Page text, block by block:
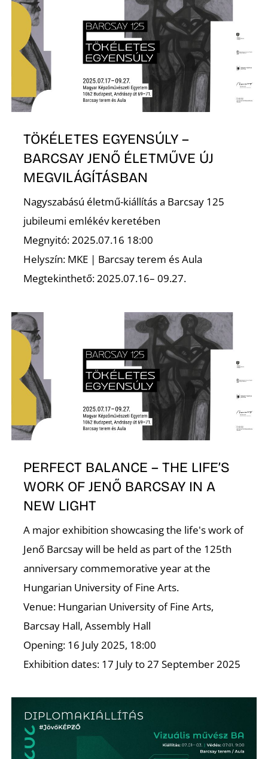
TÖKÉLETES EGYENSÚLY –
BARCSAY JENŐ ÉLETMŰVE ÚJ
MEGVILÁGÍTÁSBAN
Nagyszabású életmű-kiállítás a Barcsay 125
jubileumi emlékév keretében
Megnyitó: 2025.07.16 18:00
Helyszín: MKE | Barcsay terem és Aula
Megtekinthető: 2025.07.16– 09.27.
PERFECT BALANCE – THE LIFE’S
WORK OF JENŐ BARCSAY IN A
NEW LIGHT
A major exhibition showcasing the life's work of
Jenő Barcsay will be held as part of the 125th
anniversary commemorative year at the
Hungarian University of Fine Arts.
Venue: Hungarian University of Fine Arts,
Barcsay Hall, Assembly Hall
Opening: 16 July 2025, 18:00
Exhibition dates: 17 July to 27 September 2025